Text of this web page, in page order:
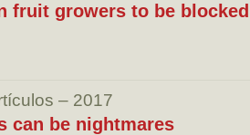
fruit growers to be
– 2017
can be nightmares